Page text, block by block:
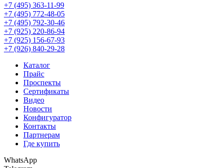
+7 (495) 363-11-99
+7 (495) 772-48-05
+7 (495) 792-30-46
+7 (925) 220-86-94
+7 (925) 156-67-93
+7 (926) 840-29-28
Каталог
Прайс
Проспекты
Сертификаты
Видео
Новости
Конфигуратор
Контакты
Партнерам
Где купить
WhatsApp